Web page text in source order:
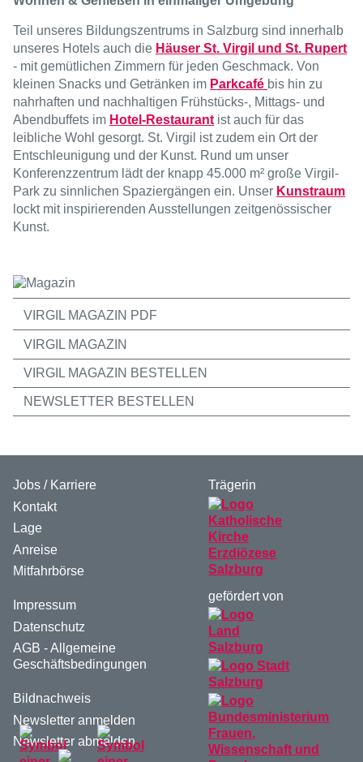
Teil unseres Bildungszentrums in Salzburg sind innerhalb
unseres Hotels auch die Häuser St. Virgil und St. Rupert
- mit gemütlichen Zimmern für jeden Geschmack. Von
kleinen Snacks und Getränken im Parkcafé bis hin zu
nahrhaften und nachhaltigen Frühstücks-, Mittags- und
Abendbuffets im Hotel-Restaurant ist auch für das
leibliche Wohl gesorgt. St. Virgil ist zudem ein Ort der
Entschleunigung und der Kunst. Rund um unser
Konferenzzentrum lädt der knapp 45.000 m² große Virgil-
Park zu sinnlichen Spaziergängen ein. Unser Kunstraum
lockt mit inspirierenden Ausstellungen zeitgenössischer
Kunst.
VIRGIL MAGAZIN PDF
VIRGIL MAGAZIN
VIRGIL MAGAZIN BESTELLEN
NEWSLETTER BESTELLEN
Jobs / Karriere
Kontakt
Lage
Anreise
Mitfahrbörse
Impressum
Datenschutz
AGB - Allgemeine
Geschäftsbedingungen
Bildnachweis
Newsletter anmelden
Newsletter abmelden
Trägerin
gefördert von